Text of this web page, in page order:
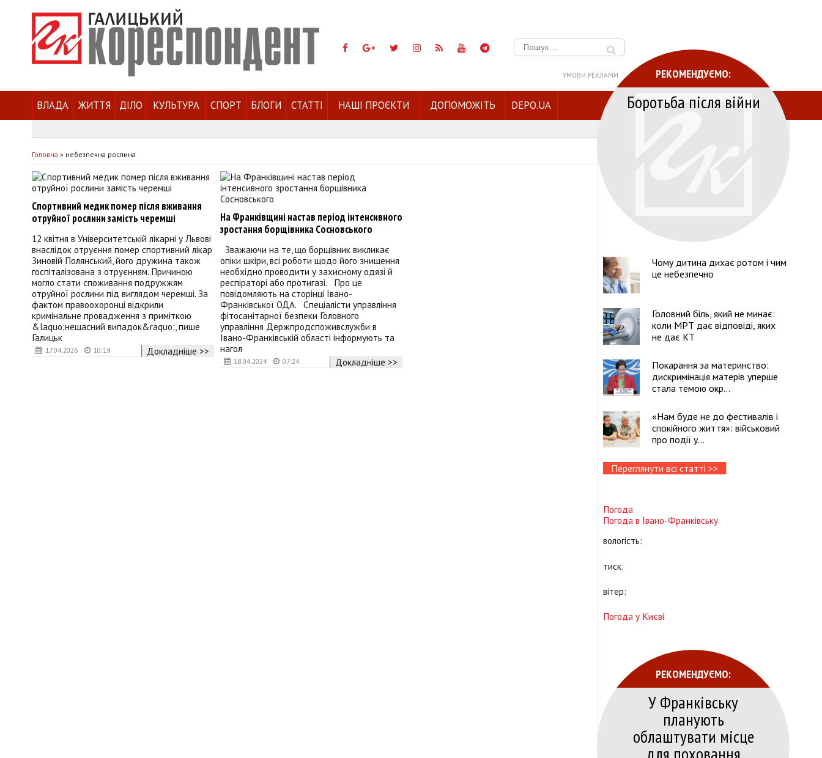
Пошук:
УМОВИ РЕКЛАМИ
ВЛАДА ЖИТТЯ ДІЛО КУЛЬТУРА СПОРТ БЛОГИ СТАТТІ НАШІ ПРОЄКТИ ДОПОМОЖІТЬ DEPO.UA
Головна » небезпечна рослина
17.04.2026 10:19
Спортивний медик помер після вживання
отруйної рослини замість черемші
12 квітня в Університетській лікарні у Львові
внаслідок отруєння помер спортивний лікар
Зиновій Полянський, його дружина також
госпіталізована з отруєнням. Причиною
могло стати споживання подружжям
отруйної рослини під виглядом черемші. За
фактом правоохоронці відкрили
кримінальне провадження з приміткою
&laquo;нещасний випадок&raquo;, пише
Галицьк
Докладніше >>
18.04.2024 07:24
На Франківщині настав період інтенсивного
зростання борщівника Сосновського
Зважаючи на те, що борщівник викликає
опіки шкіри, всі роботи щодо його знищення
необхідно проводити у захисному одязі й
респіраторі або протигазі. Про це
повідомляють на сторінці Івано-
Франківської ОДА. Спеціалісти управління
фітосанітарної безпеки Головного
управління Держпродспоживслужби в
Івано-Франківській області інформують та
нагол
Докладніше >>
РЕКОМЕНДУЄМО:
Боротьба після війни
Чому дитина дихає ротом і чим
це небезпечно
Головний біль, який не минає:
коли МРТ дає відповіді, яких
не дає КТ
Покарання за материнство:
дискримінація матерів уперше
стала темою окр...
«Нам буде не до фестивалів і
спокійного життя»: військовий
про події у...
Переглянути всі статті >>
Погода
Погода в Івано-Франківську
вологість:
тиск:
вітер:
Погода у Києві
РЕКОМЕНДУЄМО:
У Франківську
планують
облаштувати місце
для поховання